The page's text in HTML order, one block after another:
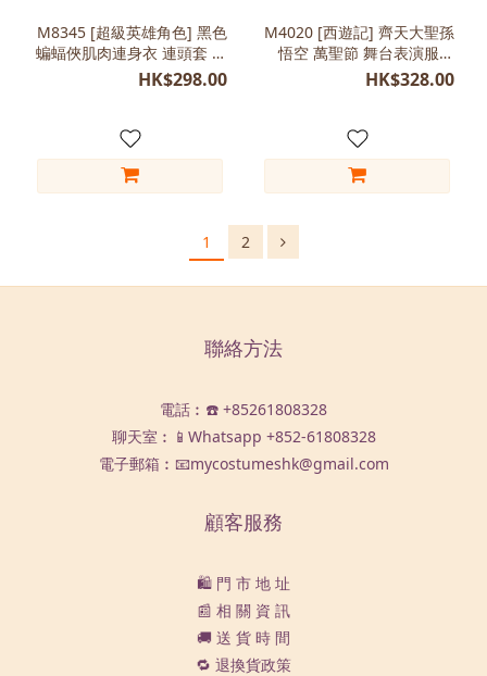
M8345 [超級英雄角色] 黑色
蝙蝠俠肌肉連身衣 連頭套 角
色扮演做型
HK$298.00
M4020 [西遊記] 齊天大聖孫
悟空 萬聖節 舞台表演服裝
故事角色造型
HK$328.00
1 2
聯絡方法
電話︰☎️ +85261808328
聊天室︰📱Whatsapp +852-61808328
電子郵箱︰📧mycostumeshk@gmail.com
顧客服務
🛍️ 門 市 地 址
📰 相 關 資 訊
🚚 送 貨 時 間
🔁 退換貨政策